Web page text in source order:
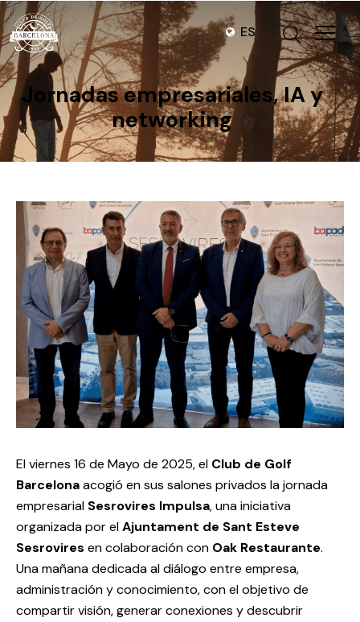
ES
Jornadas empresariales, IA y
networking
El viernes 16 de Mayo de 2025, el Club de Golf
Barcelonaacogió en sus salones privados la jornada
empresarial Sesrovires Impulsa, una iniciativa
organizada por elAjuntament de Sant Esteve
Sesrovires en colaboración con Oak Restaurante.
Una mañana dedicada al diálogo entre empresa,
administración y conocimiento, con el objetivo de
compartir visión, generar conexiones y descubrir